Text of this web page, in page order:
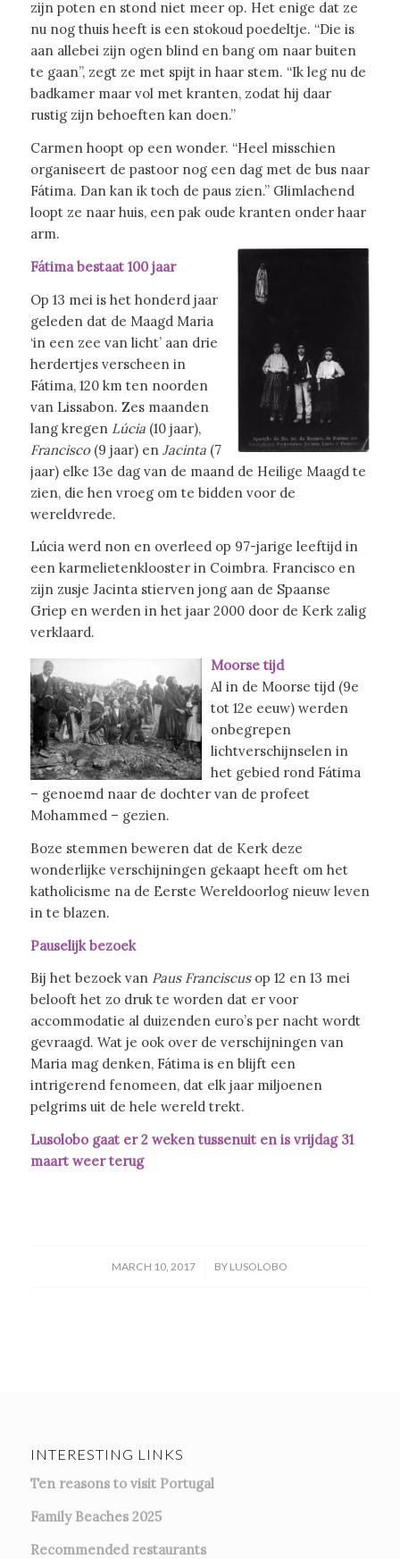
zijn poten en stond niet meer op. Het enige dat ze
nu nog thuis heeft is een stokoud poedeltje. “Die is
aan allebei zijn ogen blind en bang om naar buiten
te gaan”, zegt ze met spijt in haar stem. “Ik leg nu de
badkamer maar vol met kranten, zodat hij daar
rustig zijn behoeften kan doen.”
Carmen hoopt op een wonder. “Heel misschien
organiseert de pastoor nog een dag met de bus naar
Fátima. Dan kan ik toch de paus zien.” Glimlachend
loopt ze naar huis, een pak oude kranten onder haar
arm.
Fátima bestaat 100 jaar
Op 13 mei is het honderd jaar
geleden dat de Maagd Maria
‘in een zee van licht’ aan drie
herdertjes verscheen in
Fátima, 120 km ten noorden
van Lissabon. Zes maanden
lang kregen Lúcia(10 jaar),
Francisco(9 jaar) en Jacinta(7
jaar) elke 13e dag van de maand de Heilige Maagd te
zien, die hen vroeg om te bidden voor de
wereldvrede.
Lúcia werd non en overleed op 97-jarige leeftijd in
een karmelietenklooster in Coimbra. Francisco en
zijn zusje Jacinta stierven jong aan de Spaanse
Griep en werden in het jaar 2000 door de Kerk zalig
verklaard.
Moorse tijd
Al in de Moorse tijd (9e
tot 12e eeuw) werden
onbegrepen
lichtverschijnselen in
het gebied rond Fátima
– genoemd naar de dochter van de profeet
Mohammed – gezien.
Boze stemmen beweren dat de Kerk deze
wonderlijke verschijningen gekaapt heeft om het
katholicisme na de Eerste Wereldoorlog nieuw leven
in te blazen.
Pauselijk bezoek
Bij het bezoek van Paus Franciscusop 12 en 13 mei
belooft het zo druk te worden dat er voor
accommodatie al duizenden euro’s per nacht wordt
gevraagd. Wat je ook over de verschijningen van
Maria mag denken, Fátima is en blijft een
intrigerend fenomeen, dat elk jaar miljoenen
pelgrims uit de hele wereld trekt.
Lusolobo gaat er 2 weken tussenuit en is vrijdag 31
maart weer terug
MARCH 10, 2017
/ BY LUSOLOBO
INTERESTING LINKS
Ten reasons to visit Portugal
Family Beaches 2025
Recommended restaurants